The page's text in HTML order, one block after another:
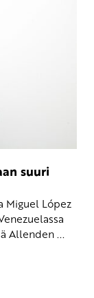
suuri
Miguel López
Allenden ...